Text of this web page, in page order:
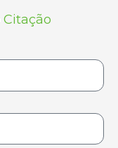
Citação